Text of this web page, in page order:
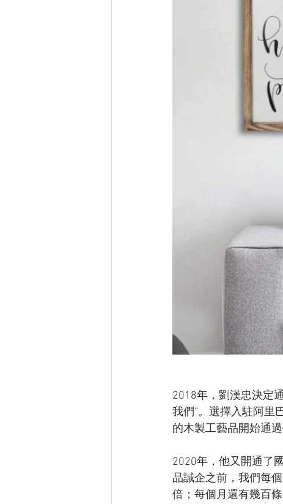
2018年，劉漢忠決定
我們”。選擇入駐阿里
的木製工藝品開始通
2020年，他又開通了
品誠企之前，我們每
倍；每個月還有幾百